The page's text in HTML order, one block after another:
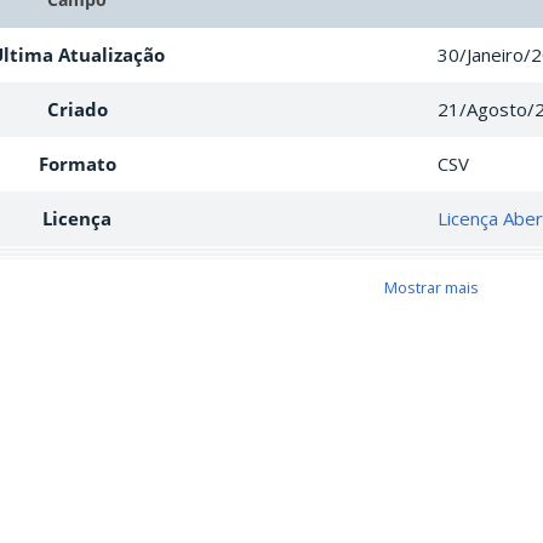
Atualização 30/Janeiro/
Criado 21/Agosto/
Formato CSV
Licença Licença
Mostrar mais